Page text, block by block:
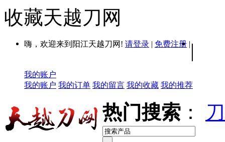
收藏天越刀网
嗨，欢迎来到阳江天越刀网! 请登录 | 免费注册 | |
我的账户
我的账户 我的订单 我的留言 我的收藏 我的推荐
热门搜索 ：